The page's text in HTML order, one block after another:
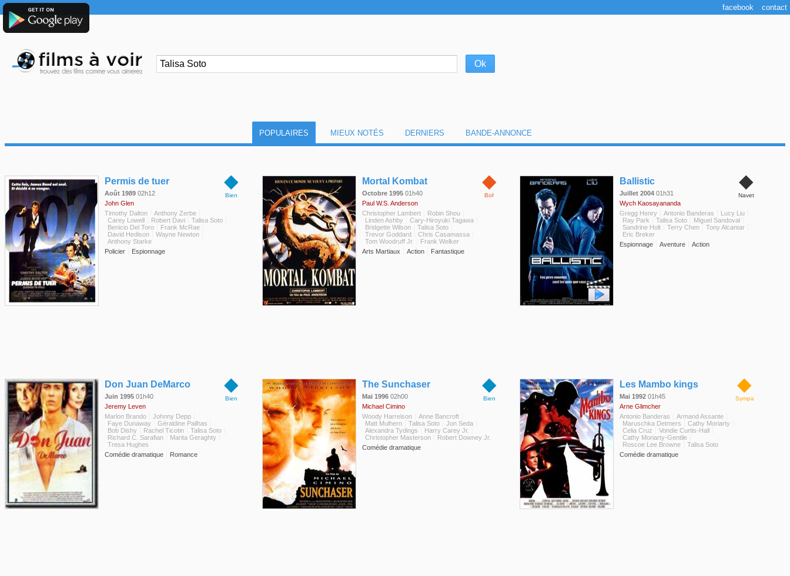
POPULAIRES MIEUX NOTÉS DERNIERS BANDE-ANNONCE
◆
Bien
Permis de tuer
Août 1989 02h12
John Glen
Timothy Dalton
Anthony Zerbe
Carey Lowell
Robert Davi
Talisa Soto
Benicio Del Toro
Frank McRae
David Hedison
Wayne Newton
Anthony Starke
Policier
Espionnage
◆
Bof
Mortal Kombat
Octobre 199501h40
Paul W.S. Anderson
Christopher Lambert
Robin Shou
Linden Ashby
Cary-Hiroyuki Tagawa
Bridgette Wilson
Talisa Soto
Trevor Goddard
Chris Casamassa
Tom Woodruff Jr.
Frank Welker
Arts Martiaux
Action Fantastique
◆
Navet
Ballistic
Juillet 200401h31
Wych Kaosayananda
Gregg Henry
Antonio Banderas
Lucy Liu
Ray Park
Talisa Soto
Miguel Sandoval
Sandrine Holt
Terry Chen
Tony Alcantar
Eric Breker
Espionnage
Aventure Action
◆
Bien
Don Juan DeMarco
Juin 1995 01h40
Jeremy Leven
Marlon Brando
Johnny Depp
Faye Dunaway
Géraldine Pailhas
Bob Dishy
Rachel Ticotin
Talisa Soto
Richard C. Sarafian
Marita Geraghty
Tresa Hughes
Comédie dramatique
Romance
◆
Bien
The Sunchaser
Mai 199602h00
Michael Cimino
Woody Harrelson
Anne Bancroft
Matt Mulhern
Talisa Soto
Jon Seda
Alexandra Tydings
Harry Carey Jr.
Christopher Masterson
Robert Downey Jr.
Comédie dramatique
◆
Sympa
Les Mambo kings
Mai 199201h45
Arne Glimcher
Antonio Banderas
Armand Assante
Maruschka Detmers
Cathy Moriarty
Celia Cruz
Vondie Curtis-Hall
Cathy Moriarty-Gentile
Roscoe Lee Browne
Talisa Soto
Comédie dramatique
facebook contact